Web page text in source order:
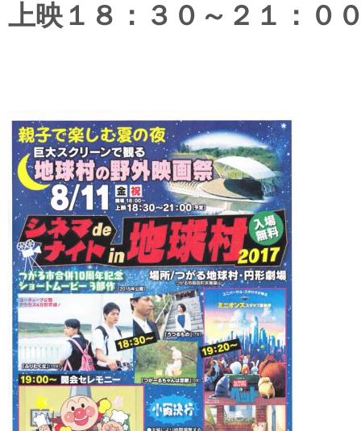
上映１８：３０～２１：０